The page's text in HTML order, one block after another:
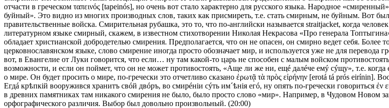
отчасти в греческом ταπεινός [tapeinós], но очень вот стало характерно для русского языка. Народное
буйный». Это видно из многих производных слов, таких как присмиреть, т.е. стать смирным, не буйным. Вот
правительственные войска. Смирительная рубашка, это то, что по-английски называется straitjacket, когда
литературном языке смирный, скажем, в известном стихотворении Николая Некрасова «Про генерала
обладает христианской добродетелью смирения. Предполагается, что он не опасен, он смирно ведет себя.
церковнославянском языке, слово смирение иногда просто обозначает мир, и используется уже не для перевода
вот, в Евангелие от Луки говорится, что если… ну там какой-то царь не способен с малым войском
возможности, и если он поймет, что он не может противостоять, «Аще ли же ни, ещé далéче емý сýщу», т.е. когда
о мире. Он будет просить о мире, по-гречески это отчетливо сказано ἐρωτᾷ τὰ πρὸς εἰρήνην [erotá tá prós eirínin].
Егдá крѣпкiй вооружився хранитъ свóй двóръ, во смирéнiи сýть им´ѣнiя егó, ну опять по-гречески говориться ἐν
в древних памятниках там никакого смирения не было, было просто слово «мир». Например, в Чудовом Новом
орфографического различия. Выбор был довольно произвольный. (20:00)